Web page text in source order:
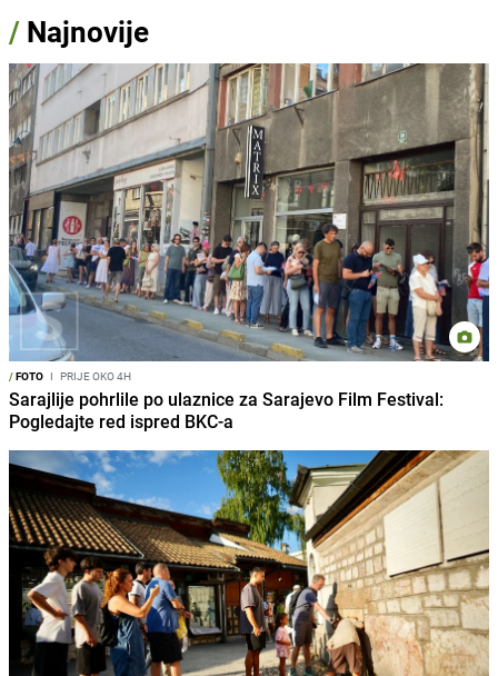
/ Najnovije
/FOTO I PRIJE OKO 4H
Sarajlije pohrlile po ulaznice za Sarajevo Film Festival:
Pogledajte red ispred BKC-a